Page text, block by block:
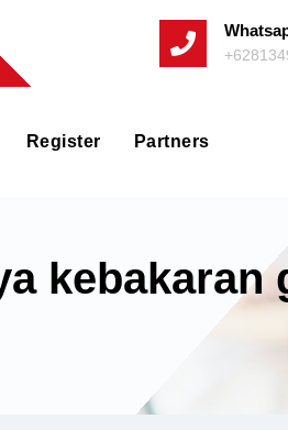
Register Partners
kebakaran